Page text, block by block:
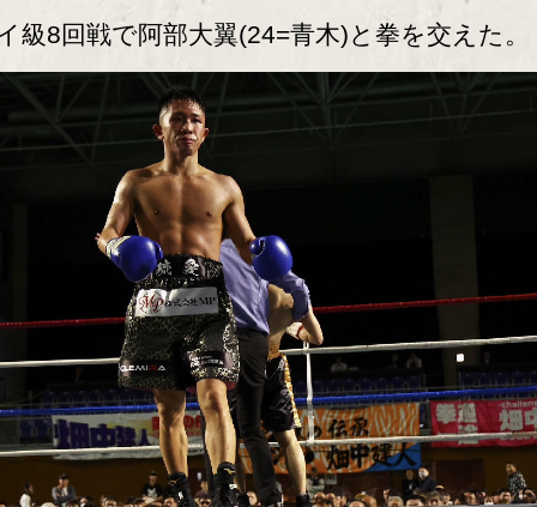
級8回戦で阿部大翼(24=青木)と拳を交えた。